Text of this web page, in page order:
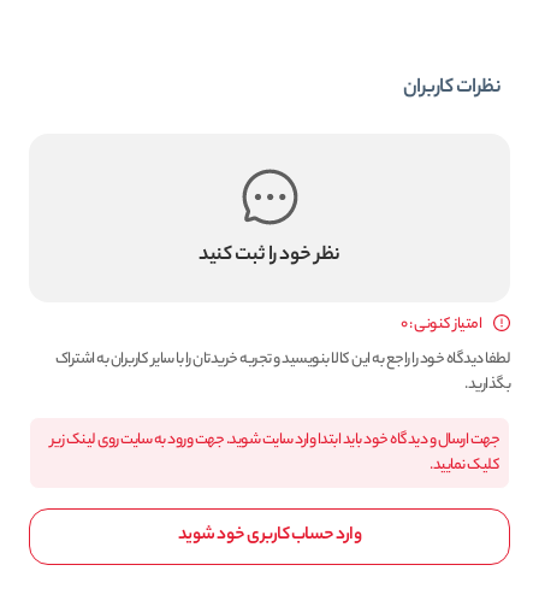
نظرات کاربران
نظر خود را ثبت کنید
امتیاز کنونی : 0
لطفا دیدگاه خود را راجع به این کالا بنویسید و تجربه خریدتان را با سایر کاربران به اشتراک
بگذارید.
جهت ارسال و دیدگاه خود باید ابتدا وارد سایت شوید. جهت ورود به سایت روی لینک زیر
کلیک نمایید.
وارد حساب کاربری خود شوید